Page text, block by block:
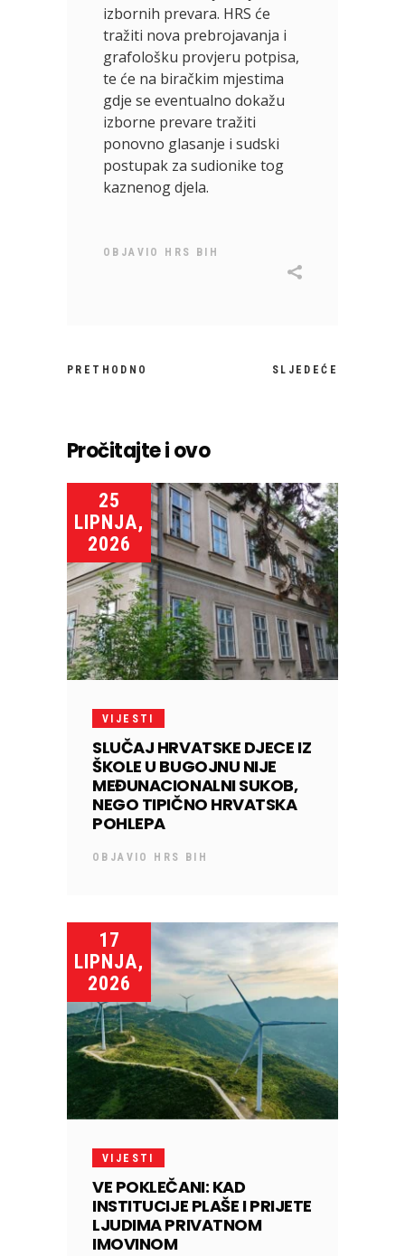
izbornih prevara. HRS će
tražiti nova prebrojavanja i
grafološku provjeru potpisa,
te će na biračkim mjestima
gdje se eventualno dokažu
izborne prevare tražiti
ponovno glasanje i sudski
postupak za sudionike tog
kaznenog djela.
OBJAVIO HRS BIH
PRETHODNO SLJEDEĆE
Pročitajte i ovo
25
LIPNJA,
2026
VIJESTI
SLUČAJ HRVATSKE DJECE IZ
ŠKOLE U BUGOJNU NIJE
MEĐUNACIONALNI SUKOB,
NEGO TIPIČNO HRVATSKA
POHLEPA
OBJAVIO HRS BIH
17
LIPNJA,
2026
VIJESTI
VE POKLEČANI: KAD
INSTITUCIJE PLAŠE I PRIJETE
LJUDIMA PRIVATNOM
IMOVINOM